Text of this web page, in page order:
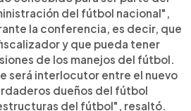
del fútbol nacional",
la conferencia, es decir, que
y que pueda tener
de los manejos del fútbol.
será interlocutor entre el nuevo
dueños del fútbol
del fútbol", resaltó.